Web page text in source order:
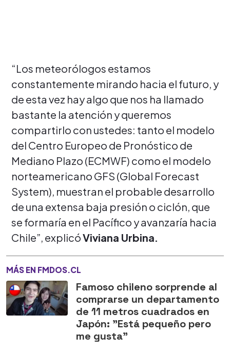
“Los meteorólogos estamos
constantemente mirando hacia el futuro, y
de esta vez hay algo que nos ha llamado
bastante la atención y queremos
compartirlo con ustedes: tanto el modelo
del Centro Europeo de Pronóstico de
Mediano Plazo (ECMWF) como el modelo
norteamericano GFS (Global Forecast
System), muestran el probable desarrollo
de una extensa baja presión o ciclón, que
se formaría en el Pacífico y avanzaría hacia
Chile”, explicóViviana Urbina.
MÁS EN FMDOS.CL
Famoso chileno sorprende al
comprarse un departamento
de 11 metros cuadrados en
Japón: "Está pequeño pero
me gusta"